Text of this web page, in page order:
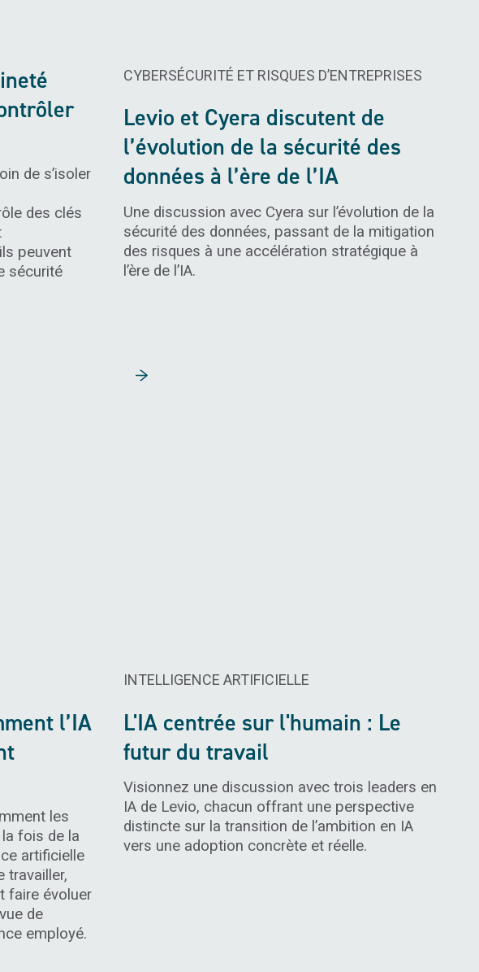
DONNÉES ET ANALYTIQUE D’AFFAIRES​
de s’isoler
des clés
peuvent
sécurité
CYBERSÉCURITÉ ET RISQUES D’ENTREPRISES​
Levio et Cyera discutent de
l’évolution de la sécurité des
données à l’ère de l’IA
Une discussion avec Cyera sur l’évolution de la
sécurité des données, passant de la mitigation
des risques à une accélération stratégique à
l’ère de l’IA.
Lire la suite
l’IA
les
fois de la
artificielle
travailler,
faire évoluer
de
employé.
INTELLIGENCE ARTIFICIELLE ​
L'IA centrée sur l'humain : Le
futur du travail
Visionnez une discussion avec trois leaders en
IA de Levio, chacun offrant une perspective
distincte sur la transition de l’ambition en IA
vers une adoption concrète et réelle.